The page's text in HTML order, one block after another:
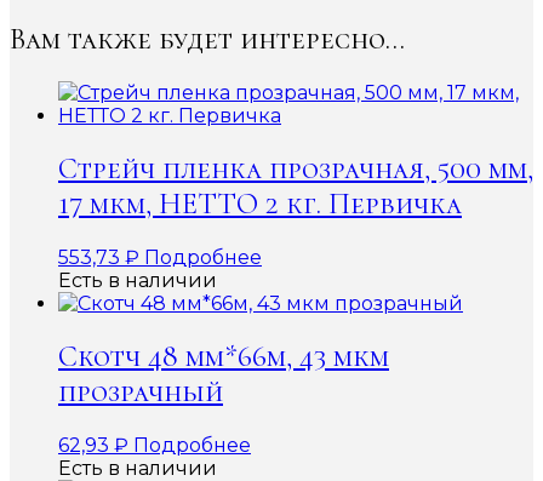
Вам также будет интересно…
Стрейч пленка прозрачная, 500 мм,
17 мкм, НЕТТО 2 кг. Первичка
553,73 ₽ Подробнее
Есть в наличии
Скотч 48 мм*66м, 43 мкм
прозрачный
62,93 ₽ Подробнее
Есть в наличии